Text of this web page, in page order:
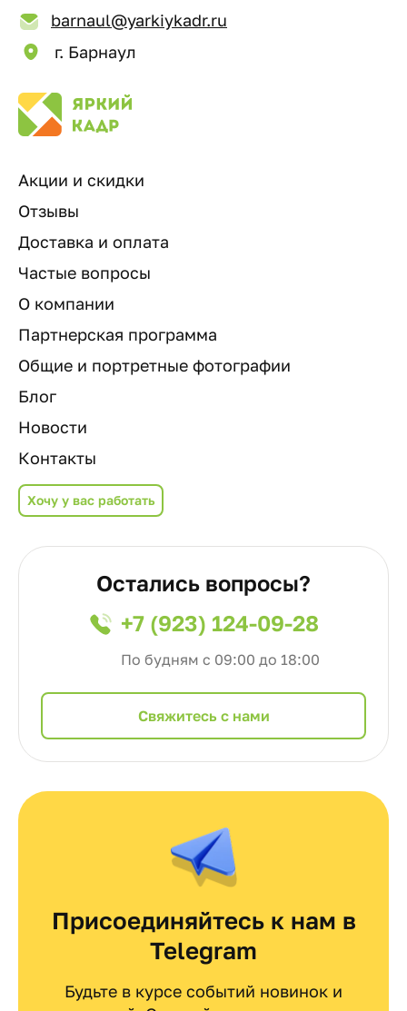
barnaul@yarkiykadr.ru
г. Барнаул
Акции и скидки
Отзывы
Доставка и оплата
Частые вопросы
О компании
Партнерская программа
Общие и портретные фотографии
Блог
Новости
Контакты
Хочу у вас работать
Остались вопросы?
+7 (923) 124-09-28
По будням с 09:00 до 18:00
Cвяжитесь с нами
Присоединяйтесь к нам в
Telegram
Будьте в курсе событий новинок и